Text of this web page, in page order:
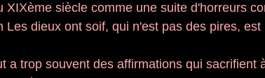
XIXème siècle comme une suite d'horreurs
Les dieux ont soif, qui n'est pas des pires, est
a trop souvent des affirmations qui sacrifient